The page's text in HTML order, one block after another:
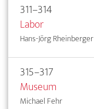
311–314
Labor
Hans-Jörg Rheinberger
315–317
Museum
Michael Fehr